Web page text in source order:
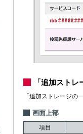
「追加スト
「追加ストレージの
画面上部
項目